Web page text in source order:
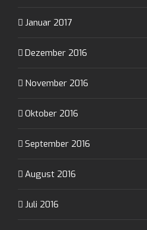
Januar 2017
Dezember 2016
November 2016
Oktober 2016
September 2016
August 2016
Juli 2016